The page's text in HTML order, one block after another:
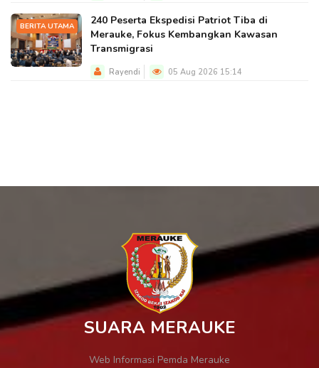
BERITA UTAMA
240 Peserta Ekspedisi Patriot Tiba di
Merauke, Fokus Kembangkan Kawasan
Transmigrasi
Rayendi 05 Aug 2026 15:14
SUARA MERAUKE
Web Informasi Pemda Merauke